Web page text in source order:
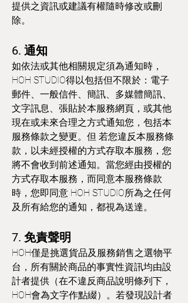
提供之資訊或建議有權隨時修改或刪
除。
6. 通知
如依法或其他相關規定須為通知時，
HOH STUDIO得以包括但不限於：電子
郵件、一般信件、簡訊、多媒體簡訊、
文字訊息、張貼於本服務網頁，或其他
現在或未來合理之方式通知您，包括本
服務條款之變更。但 若您違反本服務條
款，以未經授權的方式存取本服務，您
將不會收到前述通知。當您經由授權的
方式存取本服務，而同意本服務條款
時，您即同意 HOH STUDIO所為之任何
及所有給您的通知，都視為送達。
7. 免責聲明
HOH僅是挑選貨品及服務銷售之選物平
台，所有關於商品的事實性資訊均由設
計者提供（在不違反商品說明條列下，
HOH會為文字作點綴）。若發現設計者